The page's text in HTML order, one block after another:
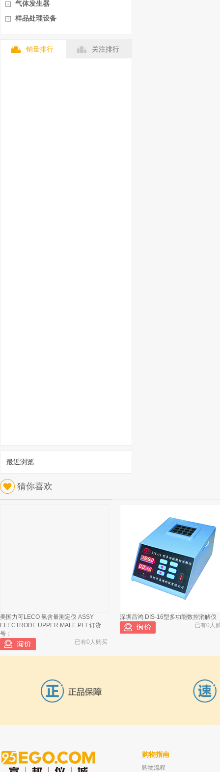
气体发生器
样品处理设备
销量排行 关注排行
最近浏览
猜你喜欢
美国力可LECO 氢含量测定仪 ASSY
ELECTRODE UPPER MALE PLT 订货
号：
已有0人购买
深圳昌鸿 DIS-16型多功能数控消解仪
已有0人
坛墨质检 紫杉醇,对照品 ≥98% 20mg 坛墨质检 正己烷中辛硫磷标准品,有证
购物指南
购物流程